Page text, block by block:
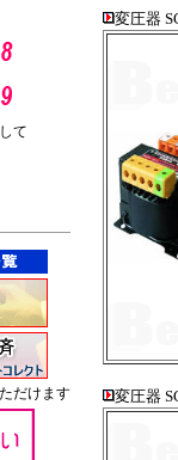
変圧器
変圧器
て
だけます